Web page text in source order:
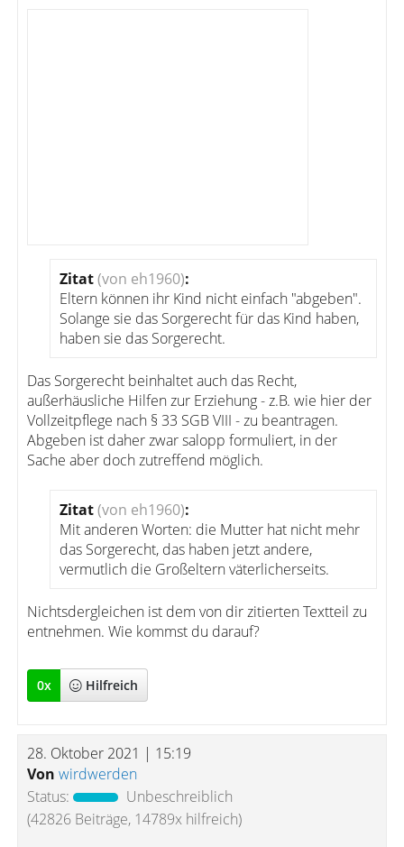
Zitat(von eh1960):
Eltern können ihr Kind nicht einfach "abgeben".
Solange sie das Sorgerecht für das Kind haben,
haben sie das Sorgerecht.
Das Sorgerecht beinhaltet auch das Recht,
außerhäusliche Hilfen zur Erziehung - z.B. wie hier der
Vollzeitpflege nach § 33 SGB VIII - zu beantragen.
Abgeben ist daher zwar salopp formuliert, in der
Sache aber doch zutreffend möglich.
Zitat(von eh1960):
Mit anderen Worten: die Mutter hat nicht mehr
das Sorgerecht, das haben jetzt andere,
vermutlich die Großeltern väterlicherseits.
Nichtsdergleichen ist dem von dir zitierten Textteil zu
entnehmen. Wie kommst du darauf?
0x Hilfreich
28. Oktober 2021 | 15:19
Von wirdwerden
Status:
Unbeschreiblich
(42826 Beiträge, 14789x hilfreich)